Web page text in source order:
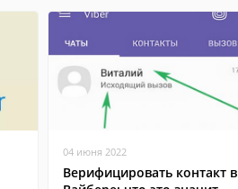
04 июня 2022
Верифицировать контакт в